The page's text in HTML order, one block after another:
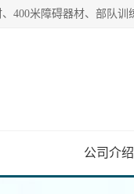
公司介绍